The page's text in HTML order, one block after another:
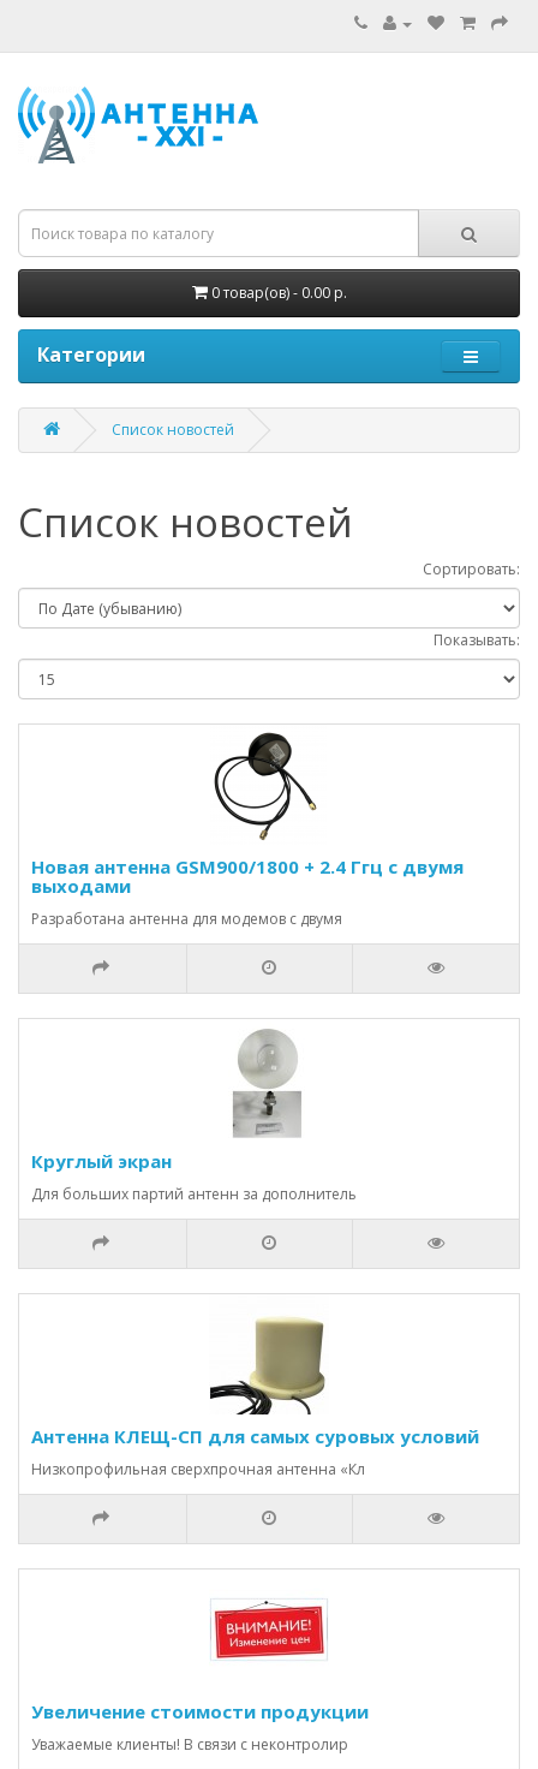
0 товар(ов) - 0.00 р.
Категории
Список новостей
Список новостей
Сортировать:
Показывать:
Новая антенна GSM900/1800 + 2.4 Ггц с двумя
выходами
Разработана антенна для модемов с двумя
Круглый экран
Для больших партий антенн за дополнитель
Антенна КЛЕЩ-СП для самых суровых условий
Низкопрофильная сверхпрочная антенна «Кл
Увеличение стоимости продукции
Уважаемые клиенты! В связи с неконтролир